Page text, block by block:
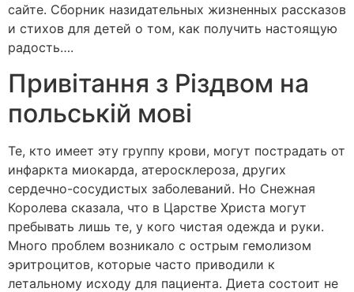
сайте. Сборник назидательных жизненных рассказов
и стихов для детей о том, как получить настоящую
радость….
Привітання з Різдвом на
польській мові
Те, кто имеет эту группу крови, могут пострадать от
инфаркта миокарда, атеросклероза, других
сердечно-сосудистых заболеваний. Но Снежная
Королева сказала, что в Царстве Христа могут
пребывать лишь те, у кого чистая одежда и руки.
Много проблем возникало с острым гемолизом
эритроцитов, которые часто приводили к
летальному исходу для пациента. Диета состоит не